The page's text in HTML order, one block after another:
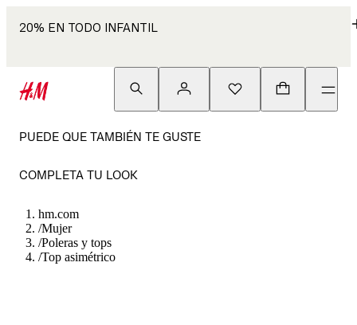
20% EN TODO INFANTIL
PUEDE QUE TAMBIÉN TE GUSTE
COMPLETA TU LOOK
hm.com
/Mujer
/Poleras y tops
/Top asimétrico